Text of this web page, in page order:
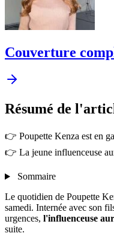
Couverture
Résumé de
👉 Poupette Kenza est en
👉 La jeune influenceuse
Sommaire
Le quotidien de Poupette
samedi. Internée avec son
urgences, l'influenceuse
suite.